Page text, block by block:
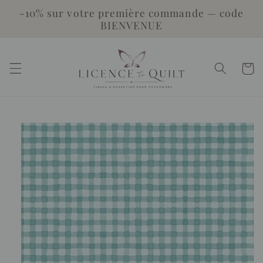
passer
-10% sur votre première commande — code
BIENVENUE
Panier
Passer aux
informations
produits